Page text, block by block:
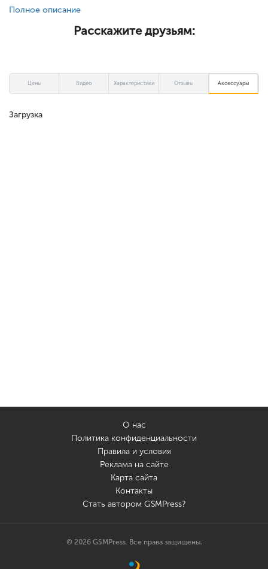
Полное описание
Расскажите друзьям:
Цены Видео Характеристики Отзывы Аксессуары
Загрузка
О нас
Политика конфиденциальности
Правила и условия
Реклама на сайте
Карта сайта
Контакты
Стать автором GSMPress?
© 2026 GSMPress. Все права защищены.